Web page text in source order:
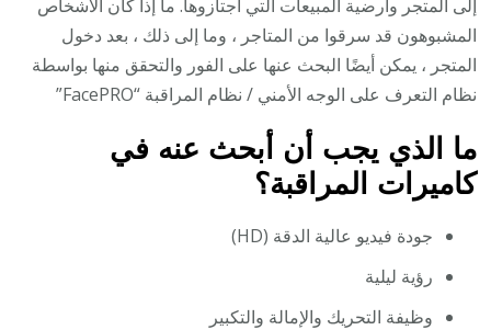
إلى المتجر وأرضية المبيعات التي اجتازوها. ما إذا كان الأشخاص
المشبوهون قد سرقوا من المتاجر ، وما إلى ذلك ، بعد دخول
المتجر ، يمكن أيضًا البحث عنها على الفور والتحقق منها بواسطة
نظام التعرف على الوجه الأمني / نظام المراقبة “FacePRO”
ما الذي يجب أن أبحث عنه في
كاميرات المراقبة؟
جودة فيديو عالية الدقة (HD)
رؤية ليلية
وظيفة التحريك والإمالة والتكبير